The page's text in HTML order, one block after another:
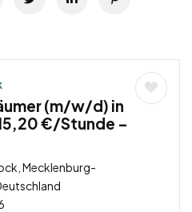
(m/w/d) in
€/Stunde –
Mecklenburg-